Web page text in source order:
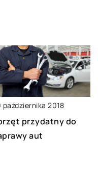
października 2018
przydatny do
aut